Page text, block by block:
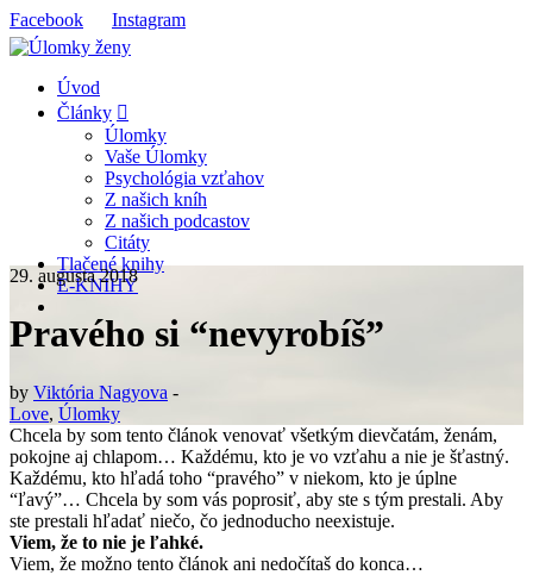
Facebook Instagram
Úvod
Články
Úlomky
Vaše Úlomky
Psychológia vzťahov
Z našich kníh
Z našich podcastov
Citáty
Tlačené knihy
E-KNIHY
29. augusta 2018
Pravého si “nevyrobíš”
by Viktória Nagyova -
Love, Úlomky
Chcela by som tento článok venovať všetkým dievčatám, ženám,
pokojne aj chlapom… Každému, kto je vo vzťahu a nie je šťastný.
Každému, kto hľadá toho “pravého” v niekom, kto je úplne
“ľavý”… Chcela by som vás poprosiť, aby ste s tým prestali. Aby
ste prestali hľadať niečo, čo jednoducho neexistuje.
Viem, že to nie je ľahké.
Viem, že možno tento článok ani nedočítaš do konca…